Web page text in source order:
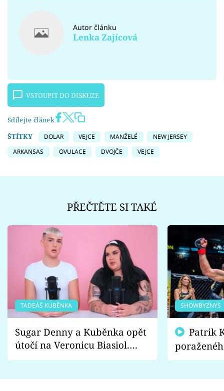
Autor článku
Lenka Zajícová
VSTOUPIT DO DISKUZE
Sdílejte článek
ŠTÍTKY
DOLAR VEJCE MANŽELÉ
NEW JERSEY
ARKANSAS
OVULACE DVOJČE VEJCE
PŘEČTĚTE SI TAKÉ
TADEÁŠ KUBĚNKA
Sugar Denny a Kuběnka opět
útočí na Veronicu Biasiol.
Proč je podle nich falešná a
SHOWBYZNYS
fanoušci